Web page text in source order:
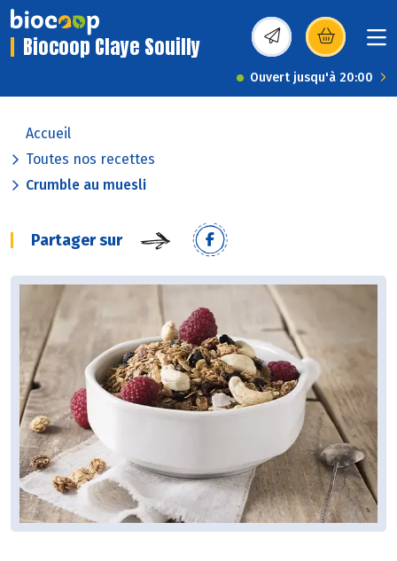
Biocoop Claye Souilly (s’ouvre dans une
Ouvert jusqu'à 20:00
Accueil
Toutes nos recettes
Crumble au muesli
Partager sur